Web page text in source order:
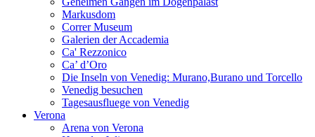
Markusdom
Correr Museum
Galerien der Accademia
Ca' Rezzonico
Ca’ d’Oro
Die Inseln von Venedig: Murano,Burano und Torcello
Venedig besuchen
Tagesausfluege von Venedig
Verona
Arena von Verona